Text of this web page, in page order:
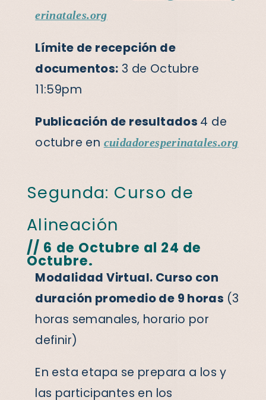
erinatales.org
Límite de recepción de
documentos: 3 de Octubre
11:59pm
Publicación de resultados 4 de
octubre encuidadoresperinatales.org
Segunda: Curso de
Alineación
// 6 de Octubre al 24 de
Octubre.
Modalidad Virtual. Curso con
duración promedio de 9 horas (3
horas semanales, horario por
definir)
En esta etapa se prepara a los y
las participantes en los